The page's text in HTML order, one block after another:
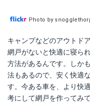
Photo by
キャンプなどのアウトド
網戸がないと快適に寝ら
方法があるんです。しか
法もあるので、安く快適
す。今ある車を、より快
考にして網戸を作ってみ